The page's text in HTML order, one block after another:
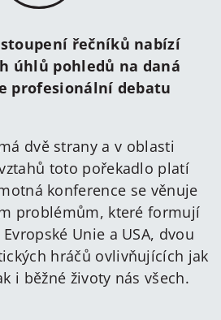
řečníků nabízí
úhlů pohledů na daná
profesionální debatu
dvě strany a v oblasti
toto pořekadlo platí
konference se věnuje
problémům, které formují
Unie a USA, dvou
hráčů ovlivňujících jak
i běžné životy nás všech.